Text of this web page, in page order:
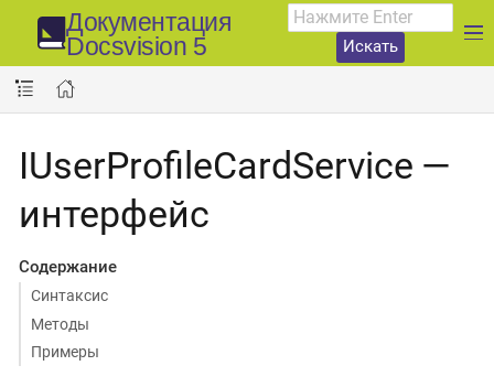
Документация
Docsvision 5
Искать
IUserProfileCardService —
интерфейс
Содержание
Синтаксис
Методы
Примеры